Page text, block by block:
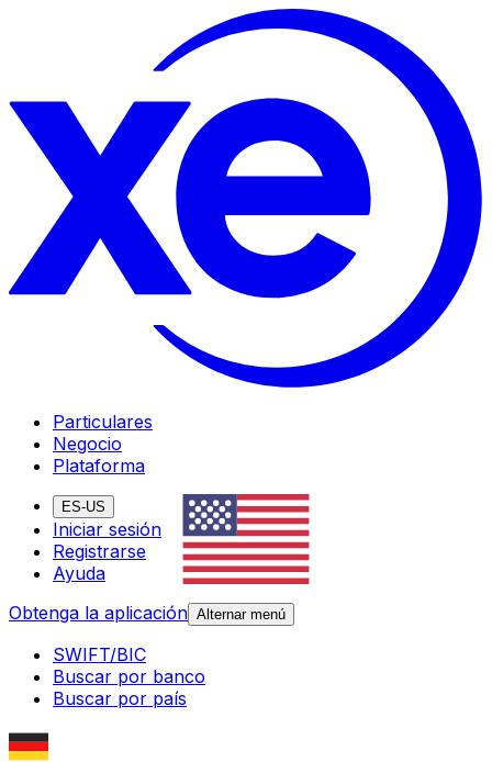
Particulares
Negocio
Plataforma
ES-US
Iniciar sesión
Registrarse
Ayuda
Obtenga la aplicación Alternar menú
SWIFT/BIC
Buscar por banco
Buscar por país